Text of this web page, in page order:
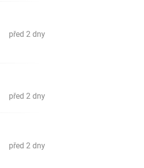
před 2 dny
před 2 dny
před 2 dny